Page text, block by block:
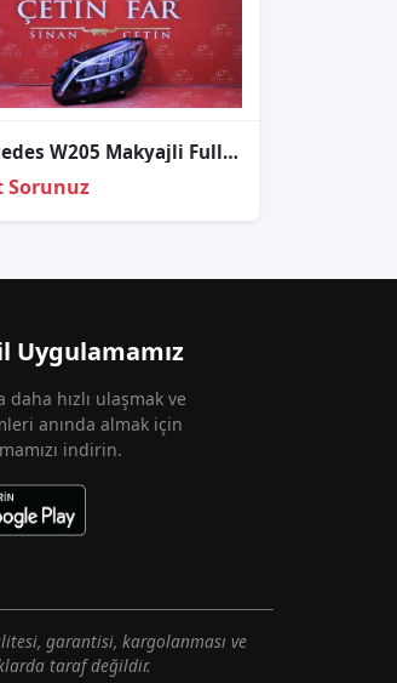
Mercedes W205 Makyajli Full Led Sol Far Sıfır Orj 2019-2020 6 Pi̇mli̇
Sorunuz
Uygulamamız
daha hızlı ulaşmak ve
anında almak için
indirin.
garantisi, kargolanması ve
taraf değildir.